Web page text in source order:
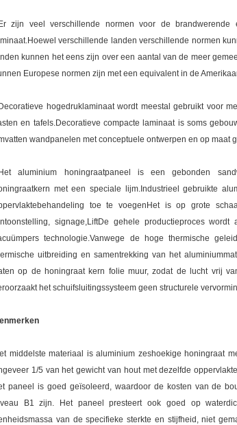
zijn veel verschillende normen voor de brandwerende
verschillende landen verschillende normen
kunnen het eens zijn over een aantal van de meer
Europese normen zijn met een equivalent in de
hogedruklaminaat wordt meestal gebruikt voor
en tafels.Decoratieve compacte laminaat is soms
wandpanelen met conceptuele ontwerpen en op maat
aluminium honingraatpaneel is een gebonden
met een speciale lijm.Industrieel gebruikte
toe te voegenHet is op grote
signage,LiftDe gehele productieproces
technologie.Vanwege de hoge thermische
uitbreiding en samentrekking van het
op de honingraat kern folie muur, zodat de lucht vrij
het schuifsluitingssysteem geen structurele
middelste materiaal is aluminium zeshoekige honingraat
1/5 van het gewicht van hout met dezelfde
paneel is goed geïsoleerd, waardoor de kosten van de
B1 zijn. Het paneel presteert ook goed op
van de specifieke sterkte en stijfheid, niet